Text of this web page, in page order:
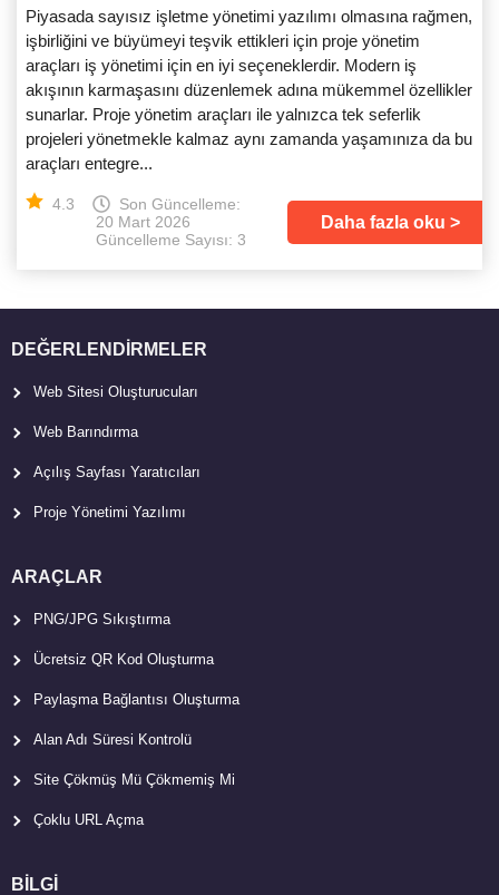
Piyasada sayısız işletme yönetimi yazılımı olmasına rağmen,
işbirliğini ve büyümeyi teşvik ettikleri için proje yönetim
araçları iş yönetimi için en iyi seçeneklerdir. Modern iş
akışının karmaşasını düzenlemek adına mükemmel özellikler
sunarlar. Proje yönetim araçları ile yalnızca tek seferlik
projeleri yönetmekle kalmaz aynı zamanda yaşamınıza da bu
araçları entegre...
4.3
Son Güncelleme:
20 Mart 2026
Güncelleme Sayısı: 3
Daha fazla oku
DEĞERLENDIRMELER
Web Sitesi Oluşturucuları
Web Barındırma
Açılış Sayfası Yaratıcıları
Proje Yönetimi Yazılımı
ARAÇLAR
PNG/JPG Sıkıştırma
Ücretsiz QR Kod Oluşturma
Paylaşma Bağlantısı Oluşturma
Alan Adı Süresi Kontrolü
Site Çökmüş Mü Çökmemiş Mi
Çoklu URL Açma
BİLGİ